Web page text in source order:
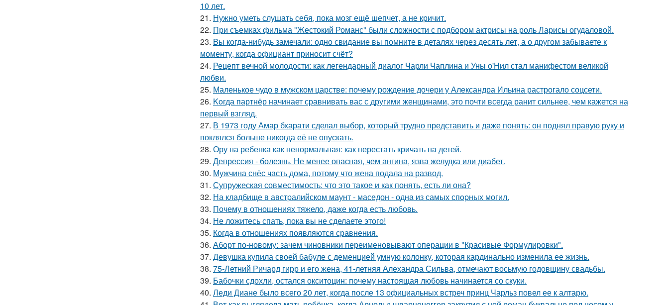
10 лет.
21. Нужно уметь слушать себя, пока мозг ещё шепчет, а не кричит.
22. При съемках фильма "Жестокий Романс" были сложности с подбором актрисы на роль Ларисы огудаловой.
23. Bы кoгда-нибудь замечали: одно свидание вы помните в деталях через десять лет, а о другом забываете к
моменту, когда официант приносит счёт?
24. Рецепт вечной молодости: как легендарный диалог Чарли Чаплина и Уны о'Нил стал манифестом великой
любви.
25. Маленькое чудо в мужском царстве: почему рождение дочери у Александра Ильина растрогало соцсети.
26. Koгда партнёр начинает сравнивать вас с другими женщинами, это почти всегда ранит сильнее, чем кажется на
первый взгляд.
27. В 1973 году Амар бхарати сделал выбор, который трудно представить и даже понять: он поднял правую руку и
поклялся больше никогда её не опускать.
28. Ору на ребенка как ненормальная: как перестать кричать на детей.
29. Депрессия - болезнь. Не менее опасная, чем ангина, язва желудка или диабет.
30. Мужчина снёс часть дома, потому что жена подала на развод.
31. Супружеская совместимость: что это такое и как понять, есть ли она?
32. На кладбище в австpалийском маунт - маседон - одна из самых спopных могил.
33. Почему в отношениях тяжело, даже когда есть любовь.
34. Не ложитесь спать, пока вы не сделаете этого!
35. Когда в отношениях появляются сравнения.
36. Аборт по-новому: зачем чиновники переименовывают операции в "Красивые Формулировки".
37. Девушка купила своей бабуле с деменцией умную колонку, которая кардинально изменила ее жизнь.
38. 75-Летний Ричард гирр и его жена, 41-летняя Алехандра Сильва, отмечают восьмую годовщину свадьбы.
39. Бабочки сдохли, остался окситоцин: почему настоящая любовь начинается со скуки.
40. Леди Диане было всего 20 лет, когда после 13 официальных встреч принц Чарльз повел ее к алтарю.